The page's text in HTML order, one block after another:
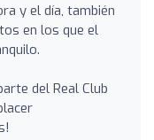
y el día, también
en los que el
del Real Club